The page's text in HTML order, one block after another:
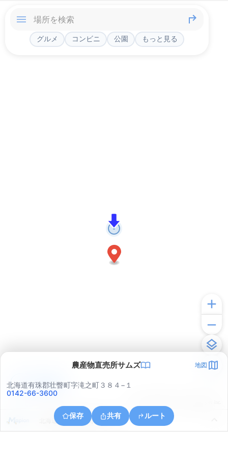
グルメ コンビニ 公園 もっと見る
農産物直売所サムズ 地図
北海道有珠郡壮瞥町字滝之町３８４−１
0142-66-3600
保存 共有 ルート
北海道有珠郡壮瞥町字滝之町
アプリで見る